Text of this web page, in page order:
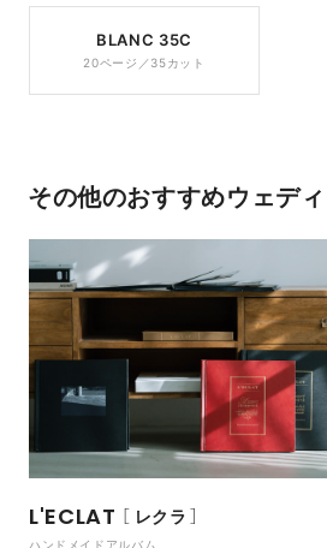
BLANC 35C
20ページ／35カット
その他のおすすめウェデ
L'ECLAT レクラ
ハンドメイドアルバム